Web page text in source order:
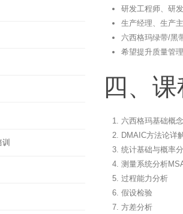
研发工程师、研
生产经理、生产
六西格玛绿带/黑
希望提升质量管
四、
六西格玛基础概念
DMAIC方法论详
统计基础与概率
测量系统分析
过程能力分析
假设检验
方差分析